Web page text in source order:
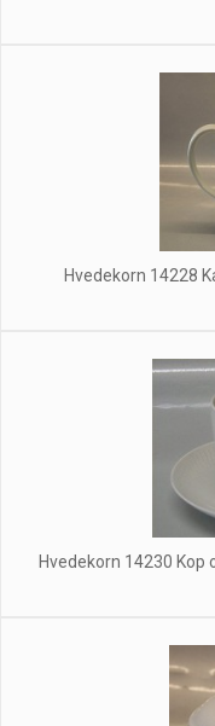
Hvedekorn 14228
Hvedekorn 14230 Kop